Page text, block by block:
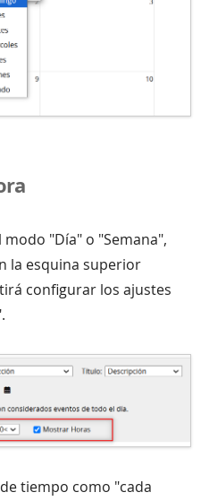
"Día" o "Semana",
la esquina superior
configurar los ajustes
tiempo como "cada